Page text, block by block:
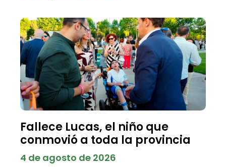
Fallece Lucas, el niño que
conmovió a toda la provincia
4 de agosto de 2026